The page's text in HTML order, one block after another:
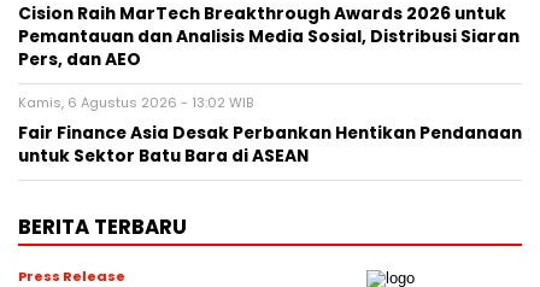
Cision Raih MarTech Breakthrough Awards 2026 untuk
Pemantauan dan Analisis Media Sosial, Distribusi Siaran
Pers, dan AEO
Kamis, 6 Agustus 2026 - 13:02 WIB
Fair Finance Asia Desak Perbankan Hentikan Pendanaan
untuk Sektor Batu Bara di ASEAN
BERITA TERBARU
Press Release